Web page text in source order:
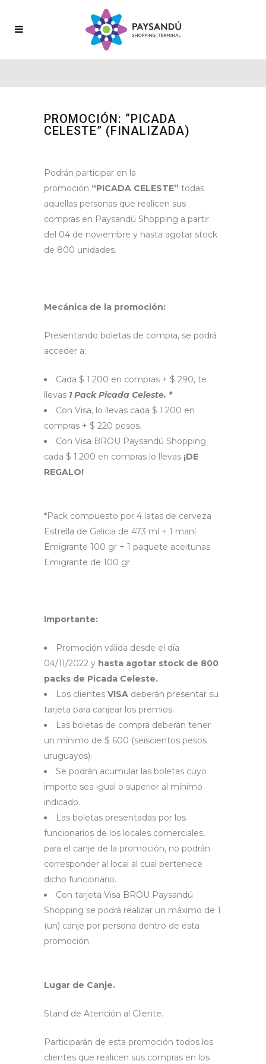
PROMOCIÓN: “PICADA
CELESTE” (FINALIZADA)
Podrán participar en la
promoción “PICADA CELESTE” todas
aquellas personas que realicen sus
compras en Paysandú Shopping a partir
del 04 de noviembre y hasta agotar stock
de 800 unidades.
Mecánica de la promoción:
Presentando boletas de compra, se podrá
acceder a:
Cada $ 1.200 en compras + $ 290, te
llevas 1 Pack Picada Celeste. *
Con Visa, lo llevas cada $ 1.200 en
compras + $ 220 pesos.
Con Visa BROU Paysandú Shopping
cada $ 1.200 en compras lo llevas ¡DE
REGALO!
*Pack compuesto por 4 latas de cerveza
Estrella de Galicia de 473 ml + 1 maní
Emigrante 100 gr + 1 paquete aceitunas
Emigrante de 100 gr.
Importante:
Promoción válida desde el día
04/11/2022 y hasta agotar stock de 800
packs de Picada Celeste.
Los clientes VISA deberán presentar su
tarjeta para canjear los premios.
Las boletas de compra deberán tener
un mínimo de $ 600 (seiscientos pesos
uruguayos).
Se podrán acumular las boletas cuyo
importe sea igual o superior al mínimo
indicado.
Las boletas presentadas por los
funcionarios de los locales comerciales,
para el canje de la promoción, no podrán
corresponder al local al cual pertenece
dicho funcionario.
Con tarjeta Visa BROU Paysandú
Shopping se podrá realizar un máximo de 1
(un) canje por persona dentro de esta
promoción.
Lugar de Canje.
Stand de Atención al Cliente.
Participarán de esta promoción todos los
clientes que realicen sus compras en los